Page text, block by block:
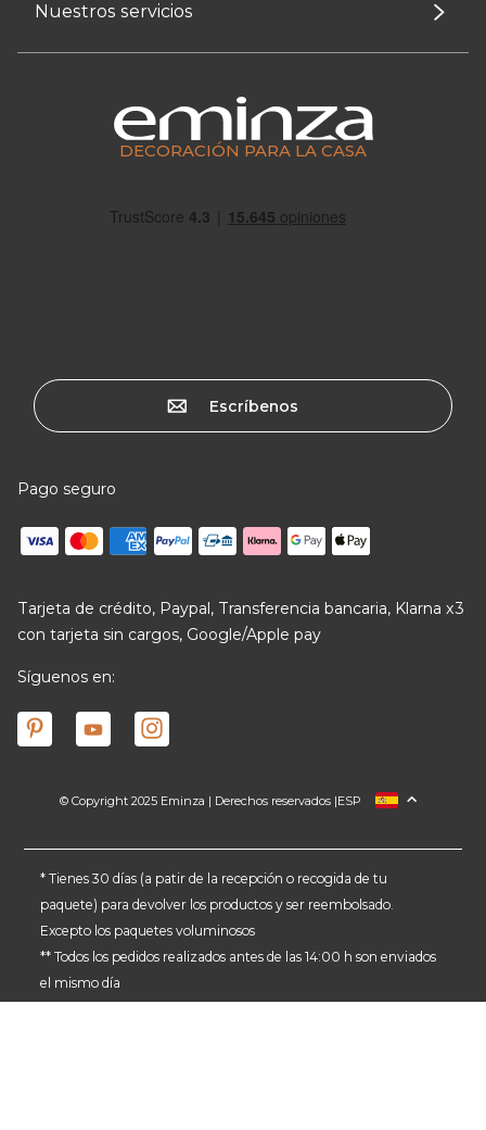
Nuestros servicios
DECORACIÓN PARA LA CASA
Escríbenos
Pago seguro
Tarjeta de crédito, Paypal, Transferencia bancaria, Klarna x3
con tarjeta sin cargos, Google/Apple pay
Síguenos en:
© Copyright 2025 Eminza | Derechos reservados |
FRANCIA
ALEMANIA
PAÍSES BAJOS
ESP
* Tienes 30 días (a patir de la recepción o recogida de tu
paquete) para devolver los productos y ser reembolsado.
Excepto los paquetes voluminosos
** Todos los pedidos realizados antes de las 14:00 h son enviados
el mismo día